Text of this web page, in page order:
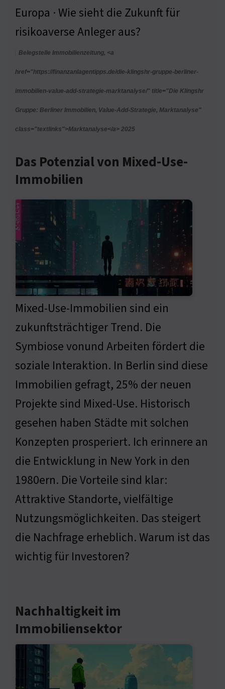
Europa · Wie sieht die Zukunft für
risikoaverse Anleger aus?
Belegstelle Immobilienzeitung, <a
href="https://finanzanlagentipps.de/die-klingshr-gruppe-berliner-
immobilien-value-add-strategie-marktanalyse/" title="Die Klingshr
Gruppe: Berliner Immobilien, Value-Add-Strategie, Marktanalyse"
class="textlinks">Marktanalyse</a> 2025
Das Potenzial von Mixed-Use-
Immobilien
Mixed-Use-Immobilien sind ein
zukunftsträchtiger Trend. Die
Symbiose vonund Arbeiten fördert die
soziale Interaktion. In Berlin sind diese
Immobilien gefragt, 25% der neuen
Projekte sind Mixed-Use. Historisch
gesehen haben Städte mit solchen
Konzepten prosperiert. Ich erinnere an
die Entwicklung in New York in den
1980ern. Die Vorteile sind klar:
Attraktive Standorte, vielfältige
Nutzungsmöglichkeiten. Das steigert
die Nachfrage erheblich. Warum ist das
wichtig für Investoren?
Nachhaltigkeit im
Immobiliensektor